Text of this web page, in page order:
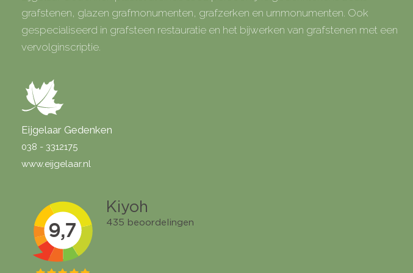
grafstenen, glazen grafmonumenten, grafzerken en urnmonumenten. Ook
gespecialiseerd in grafsteen restauratie en het bijwerken van grafstenen met een
vervolginscriptie.
Eijgelaar Gedenken
038 - 3312175
www.eijgelaar.nl